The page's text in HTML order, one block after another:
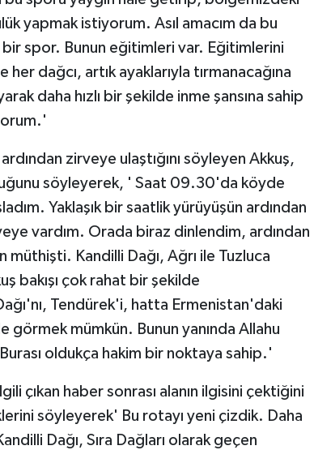
yapmak istiyorum. Asıl amacım da bu
spor. Bunun eğitimleri var. Eğitimlerini
dağcı, artık ayaklarıyla tırmanacağına
daha hızlı bir şekilde inme şansına sahip
zirveye ulaştığını söyleyen Akkuş,
söyleyerek, ' Saat 09.30'da köyde
Yaklaşık bir saatlik yürüyüşün ardından
vardım. Orada biraz dinlendim, ardından
Kandilli Dağı, Ağrı ile Tuzluca
bakışı çok rahat bir şekilde
Tendürek'i, hatta Ermenistan'daki
görmek mümkün. Bunun yanında Allahu
oldukça hakim bir noktaya sahip.'
çıkan haber sonrası alanın ilgisini çektiğini
söyleyerek' Bu rotayı yeni çizdik. Daha
Dağı, Sıra Dağları olarak geçen